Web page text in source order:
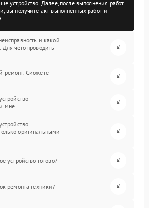
устройство. Далее, после выполнения работ
вы получите акт выполненных работ и
и какой
чего проводить
ремонт. Сможете
мне.
оригинальными
устройство готово?
ремонта техники?